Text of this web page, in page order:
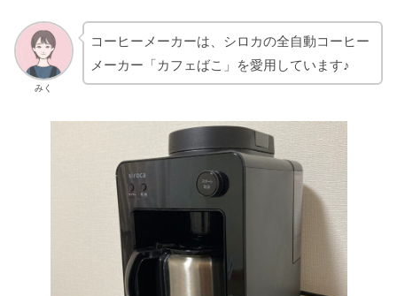
みく
コーヒーメーカーは、シロカの全自動コーヒー
メーカー「カフェばこ」を愛用しています♪